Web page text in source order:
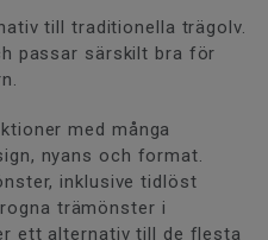
till traditionella trägolv.
passar särskilt bra för
med många
nyans och format.
inklusive tidlöst
trämönster i
ett alternativ till de flesta